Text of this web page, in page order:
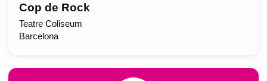
Cop de Rock
Teatre Coliseum
Barcelona